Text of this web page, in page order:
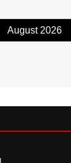
August 2026